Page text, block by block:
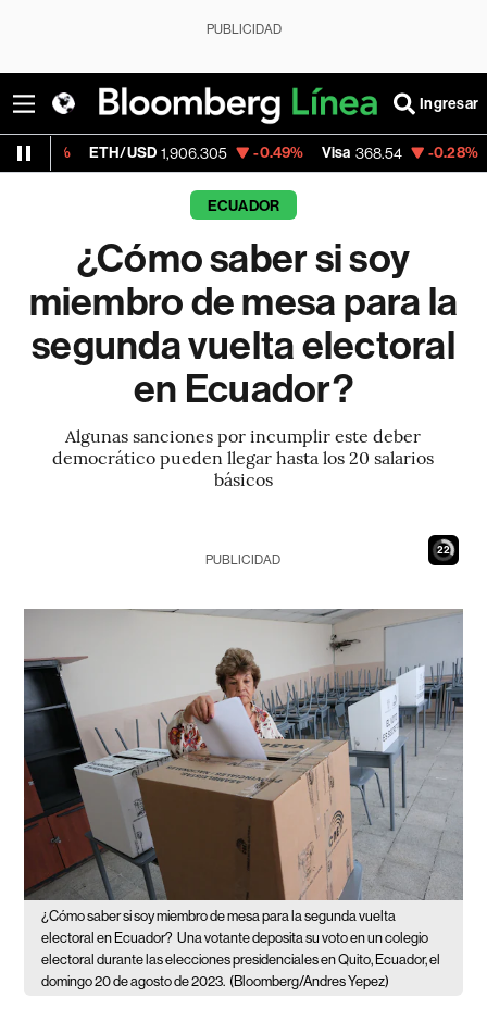
PUBLICIDAD
Ingresar
ETH/USD 1,906.305 -0.49% Visa 368.54 -0.28%
ECUADOR
¿Cómo saber si soy
miembro de mesa para la
segunda vuelta electoral
en Ecuador?
Algunas sanciones por incumplir este deber
democrático pueden llegar hasta los 20 salarios
básicos
21
PUBLICIDAD
¿Cómo saber si soy miembro de mesa para la segunda vuelta
electoral en Ecuador? Una votante deposita su voto en un colegio
electoral durante las elecciones presidenciales en Quito, Ecuador, el
domingo 20 de agosto de 2023. (Bloomberg/Andres Yepez)